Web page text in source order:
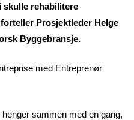
skulle rehabilitere
Prosjektleder Helge
Byggebransje.
med Entreprenør
sammen med en gang,